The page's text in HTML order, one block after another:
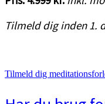
Tilmeld dig inden 1.
Tilmeld dig